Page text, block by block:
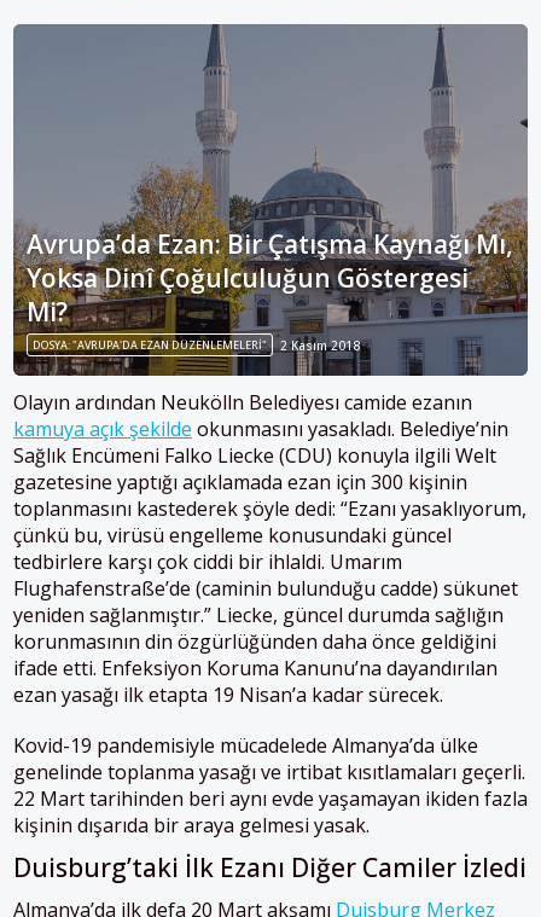
Avrupa’da Ezan: Bir Çatışma Kaynağı Mı,
Yoksa Dinî Çoğulculuğun Göstergesi
Mi?
DOSYA: "AVRUPA'DA EZAN DÜZENLEMELERI" 2 Kasım 2018
Olayın ardından Neukölln Belediyesı camide ezanın
kamuya açık şekilde okunmasını yasakladı. Belediye’nin
Sağlık Encümeni Falko Liecke (CDU) konuyla ilgili Welt
gazetesine yaptığı açıklamada ezan için 300 kişinin
toplanmasını kastederek şöyle dedi: “Ezanı yasaklıyorum,
çünkü bu, virüsü engelleme konusundaki güncel
tedbirlere karşı çok ciddi bir ihlaldi. Umarım
Flughafenstraße’de (caminin bulunduğu cadde) sükunet
yeniden sağlanmıştır.” Liecke, güncel durumda sağlığın
korunmasının din özgürlüğünden daha önce geldiğini
ifade etti. Enfeksiyon Koruma Kanunu’na dayandırılan
ezan yasağı ilk etapta 19 Nisan’a kadar sürecek.
Kovid-19 pandemisiyle mücadelede Almanya’da ülke
genelinde toplanma yasağı ve irtibat kısıtlamaları geçerli.
22 Mart tarihinden beri aynı evde yaşamayan ikiden fazla
kişinin dışarıda bir araya gelmesi yasak.
Duisburg’taki İlk Ezanı Diğer Camiler İzledi
Almanya’da ilk defa 20 Mart akşamı Duisburg Merkez